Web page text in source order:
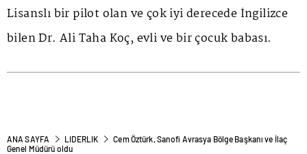
Lisanslı bir pilot olan ve çok iyi derecede İngilizce
bilen Dr. Ali Taha Koç, evli ve bir çocuk babası.
ANA SAYFA LIDERLIK
Cem Öztürk, Sanofi Avrasya Bölge Başkanı ve İlaç
Genel Müdürü oldu